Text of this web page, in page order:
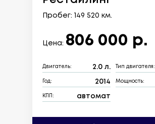
Пробег: 149 520 км.
Цена: 806 000 р.
Двигатель: 2.0 л. Тип двигателя:
Год: 2014 Мощность:
КПП: автомат